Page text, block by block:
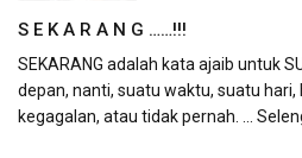
S E K A R A N G ……!!!
SEKARANG adalah kata ajaib untuk
depan, nanti, suatu waktu, suatu
kegagalan, atau tidak pernah. ...